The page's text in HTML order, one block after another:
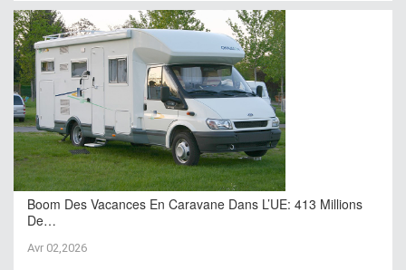
Boom Des Vacances En Caravane Dans L’UE: 413 Millions
De…
Avr 02,2026